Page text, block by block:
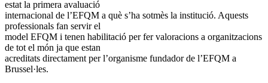
estat la primera avaluació
internacional de l’EFQM a què s’ha sotmès la institució. Aquests
professionals fan servir el
model EFQM i tenen habilitació per fer valoracions a organitzacions
de tot el món ja que estan
acreditats directament per l’organisme fundador de l’EFQM a
Brussel·les.